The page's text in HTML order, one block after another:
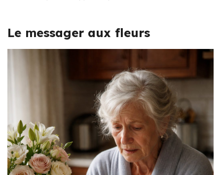
Le messager aux fleurs